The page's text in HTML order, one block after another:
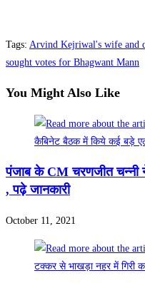
Tags: Arvind Kejriwal's wife and
sought votes for Bhagwant Mann
You Might Also Like
पंजाब के CM चरणजीत
, पढ़े जानकारी
October 11, 2021